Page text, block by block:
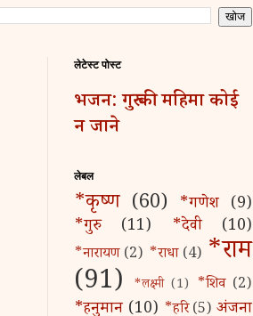
लेटेस्ट पोस्ट
भजन: गुरु की महिमा कोई
न जाने
लेबल
*कृष्ण (60) *गणेश (9)
*गुरु
(11) *देवी (10)
*नारायण (2) *राधा (4) *राम
(91) *लक्ष्मी (1) *शिव (2)
*हनुमान (10) *हरि (5) अंजना